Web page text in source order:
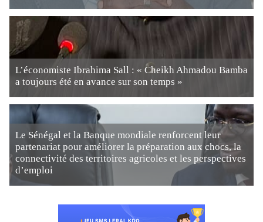
L’économiste Ibrahima Sall : « Cheikh Ahmadou Bamba
a toujours été en avance sur son temps »
Le Sénégal et la Banque mondiale renforcent leur
partenariat pour améliorer la préparation aux chocs, la
connectivité des territoires agricoles et les perspectives
d’emploi